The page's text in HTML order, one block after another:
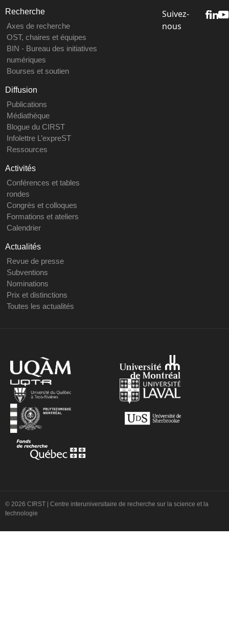
Recherche
Axes de recherche
OST, chaires et équipes
BIN - Bureau des initiatives
numériques
Bourses et soutien
Diffusion
Publications
Médiathèque
Blogue du CIRST
Infolettre L’expreST
Ressources
Activités
Conférences et tables
rondes
Congrès et colloques
Formations et ateliers
Calendrier
Actualités
Revue de presse
Subventions
Nominations
Prix et distinctions
Toutes les actualités
Suivez-
nous
© 2026 CIRST | Centre interuniversitaire de recherche sur la science et la
technologie